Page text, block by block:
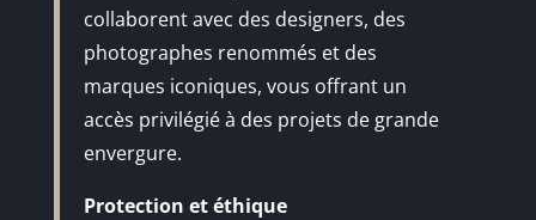
collaborent avec des designers, des
photographes renommés et des
marques iconiques, vous offrant un
accès privilégié à des projets de grande
envergure.
Protection et éthique